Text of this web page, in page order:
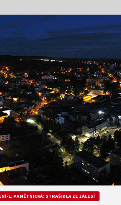
L. PAMĚTNICKÁ: STRAŠIDLA ZE ZÁLESÍ